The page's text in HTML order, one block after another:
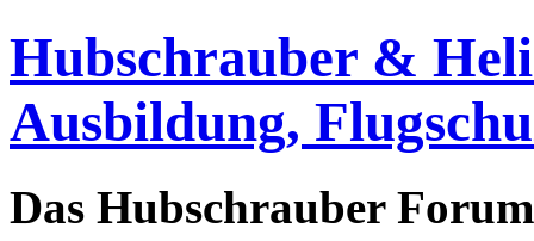
Hubschrauber &
Ausbildung,
Das Hubschrauber